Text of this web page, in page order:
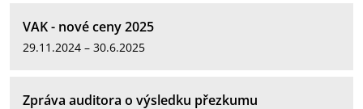
VAK - nové ceny 2025
29.11.2024 – 30.6.2025
Zpráva auditora o výsledku přezkumu